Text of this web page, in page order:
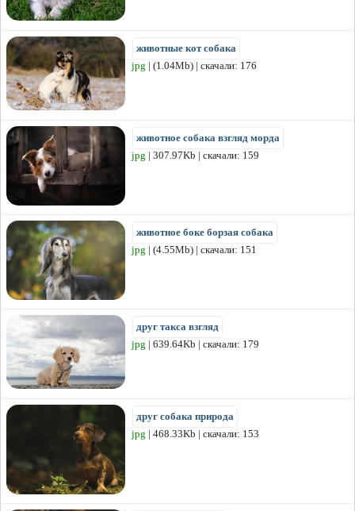
животные кот собака
jpg | (1.04Mb) | скачали: 176
животное собака взгляд морда
jpg | 307.97Kb | скачали: 159
животное боке борзая собака
jpg | (4.55Mb) | скачали: 151
друг такса взгляд
jpg | 639.64Kb | скачали: 179
друг собака природа
jpg | 468.33Kb | скачали: 153